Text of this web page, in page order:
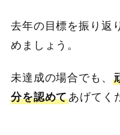
去年の目標を振り返
めましょう。
未達成の場合でも、
分を認めてあげてく